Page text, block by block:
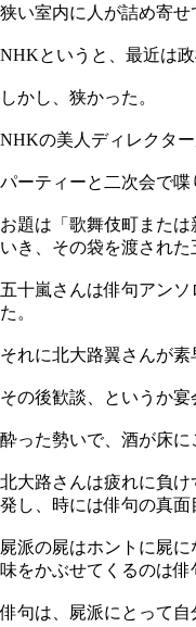
狭い室内に人が詰め寄
NHKというと、最近は
しかし、狭かった。
NHKの美人ディレクタ
パーティーと二次会で
お題は「歌舞伎町また
いき、その袋を渡された
五十嵐さんは俳句アン
た。
それに北大路翼さんが
その後歓談、というか
酔った勢いで、酒が床
北大路さんは疲れに負
発し、時には俳句の真面
屍派の屍はホントに屍
味をかぶせてくるのは俳
俳句は、屍派にとって自